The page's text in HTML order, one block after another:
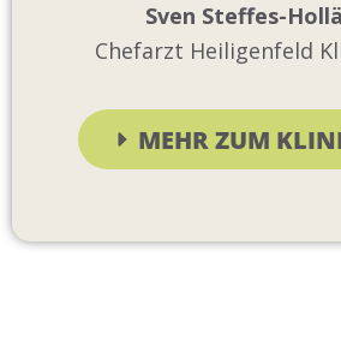
Sven Steffes-
Chefarzt Heiligenfeld
MEHR ZUM